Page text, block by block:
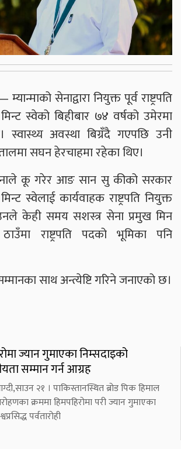
सेनाद्वारा नियुक्त पूर्व राष्ट्रपति
स्वेको बिहीबार ७४ वर्षको उमेरमा
अवस्था बिग्रँदै गएपछि उनी
सघन हेरचाहमा रहेका थिए।
कू गरेर आङ सान सु कीको सरकार
स्वेलाई कार्यवाहक राष्ट्रपति नियुक्त
केही समय सशस्त्र सेना प्रमुख मिन
राष्ट्रपति पदको भूमिका पनि
साथ अन्त्येष्टि गरिने जनाएको छ।
ज्यान गुमाएका निम्सदाइको
सम्मान गर्न आग्रह
२१ । पाकिस्तानस्थित ब्रोड पिक हिमाल
क्रममा हिमपहिरोमा परी ज्यान गुमाएका
पर्वतारोही